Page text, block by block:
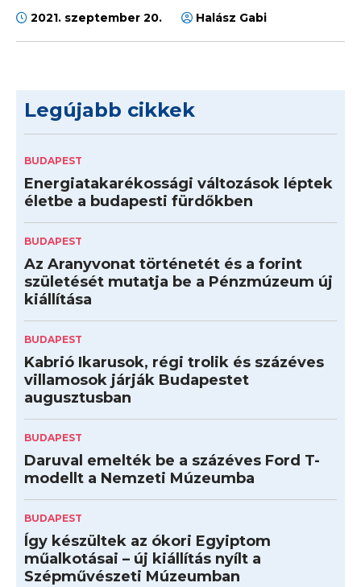
2021. szeptember 20. Halász Gabi
Legújabb cikkek
BUDAPEST
Energiatakarékossági változások léptek
életbe a budapesti fürdőkben
BUDAPEST
Az Aranyvonat történetét és a forint
születését mutatja be a Pénzmúzeum új
kiállítása
BUDAPEST
Kabrió Ikarusok, régi trolik és százéves
villamosok járják Budapestet
augusztusban
BUDAPEST
Daruval emelték be a százéves Ford T-
modellt a Nemzeti Múzeumba
BUDAPEST
Így készültek az ókori Egyiptom
műalkotásai – új kiállítás nyílt a
Szépművészeti Múzeumban